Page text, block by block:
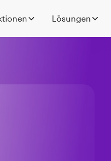
Lösungen